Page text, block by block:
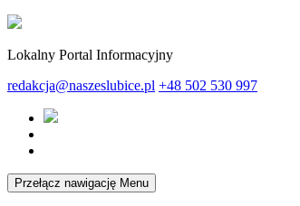
Lokalny Portal Informacyjny
redakcja@naszeslubice.pl +48 502 530 997
Przełącz nawigację Menu